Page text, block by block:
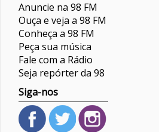
Anuncie na 98 FM
Ouça e veja a 98 FM
Conheça a 98 FM
Peça sua música
Fale com a Rádio
Seja repórter da 98
Siga-nos